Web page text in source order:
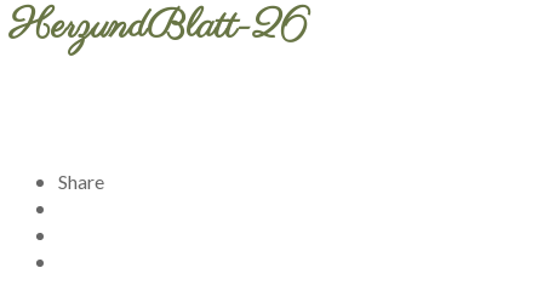
HerzundBlatt-26
Share